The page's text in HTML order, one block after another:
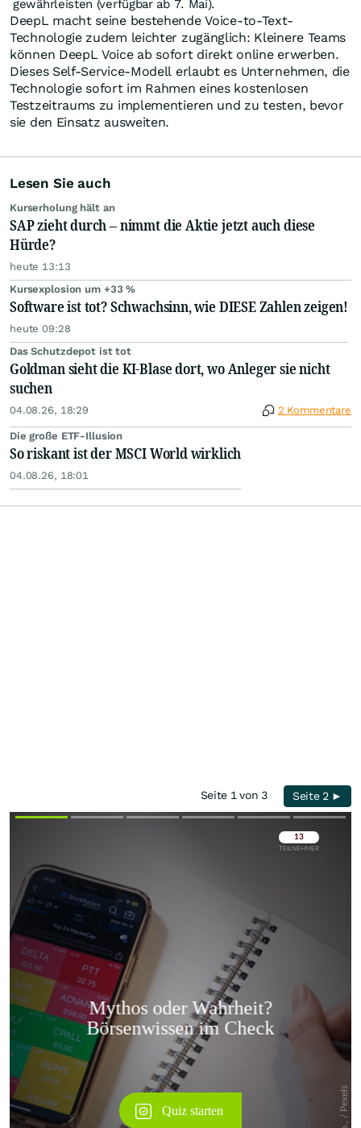
gewährleisten (verfügbar ab 7. Mai).
DeepL macht seine bestehende Voice-to-Text-
Technologie zudem leichter zugänglich: Kleinere Teams
können DeepL Voice ab sofort direkt online erwerben.
Dieses Self-Service-Modell erlaubt es Unternehmen, die
Technologie sofort im Rahmen eines kostenlosen
Testzeitraums zu implementieren und zu testen, bevor
sie den Einsatz ausweiten.
Lesen Sie auch
Kurserholung hält an
SAP zieht durch – nimmt die Aktie jetzt auch diese
Hürde?
heute 13:13
Kursexplosion um +33 %
Software ist tot? Schwachsinn, wie DIESE Zahlen zeigen!
heute 09:28
Das Schutzdepot ist tot
Goldman sieht die KI-Blase dort, wo Anleger sie nicht
suchen
04.08.26, 18:29 2 Kommentare
Die große ETF-Illusion
So riskant ist der MSCI World wirklich
04.08.26, 18:01
Seite 1 von 3 Seite 2 ►
Überspringen